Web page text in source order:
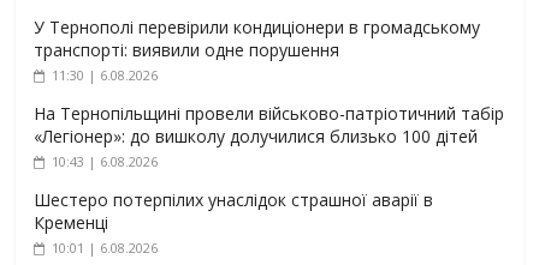
У Тернополі перевірили кондиціонери в громадському
транспорті: виявили одне порушення
11:30 | 6.08.2026
На Тернопільщині провели військово-патріотичний табір
«Легіонер»: до вишколу долучилися близько 100 дітей
10:43 | 6.08.2026
Шестеро потерпілих унаслідок страшної аварії в
Кременці
10:01 | 6.08.2026